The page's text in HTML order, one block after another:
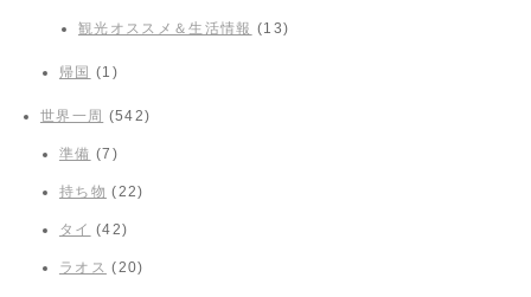
観光オススメ＆生活情報 (13)
帰国 (1)
世界一周 (542)
準備 (7)
持ち物 (22)
タイ (42)
ラオス (20)